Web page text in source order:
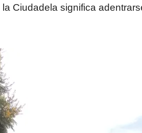
Ciudadela significa